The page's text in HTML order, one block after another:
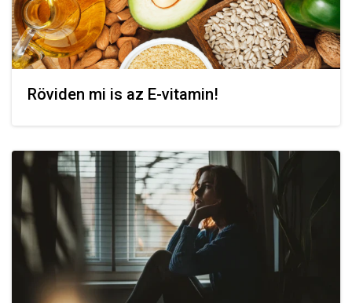
Röviden mi is az E-vitamin!